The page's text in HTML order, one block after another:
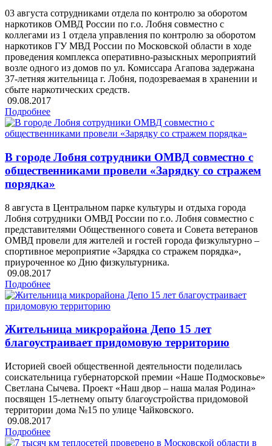
03 августа сотрудниками отдела по контролю за оборотом
наркотиков ОМВД России по г.о. Лобня совместно с
коллегами из 1 отдела управления по контролю за оборотом
наркотиков ГУ МВД России по Московской области в ходе
проведения комплекса оперативно-разыскных мероприятий
возле одного из домов по ул. Комиссара Агапова задержана
37-летняя жительница г. Лобня, подозреваемая в хранении и
сбыте наркотических средств.
09.08.2017
Подробнее
В городе Лобня сотрудники ОМВД совместно с
общественниками провели «Зарядку со стражем
порядка»
8 августа в Центральном парке культуры и отдыха города
Лобня сотрудники ОМВД России по г.о. Лобня совместно с
представителями Общественного совета и Совета ветеранов
ОМВД провели для жителей и гостей города физкультурно –
спортивное мероприятие «Зарядка со стражем порядка»,
приуроченное ко Дню физкультурника.
09.08.2017
Подробнее
Жительница микрорайона Депо 15 лет
благоустраивает придомовую территорию
Историей своей общественной деятельности поделилась
соискательница губернаторской премии «Наше Подмосковье»
Светлана Сычева. Проект «Наш двор – наша малая Родина»
посвящен 15-летнему опыту благоустройства придомовой
территории дома №15 по улице Чайковского.
09.08.2017
Подробнее